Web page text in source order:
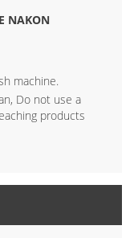
machine.
Do not use a
products